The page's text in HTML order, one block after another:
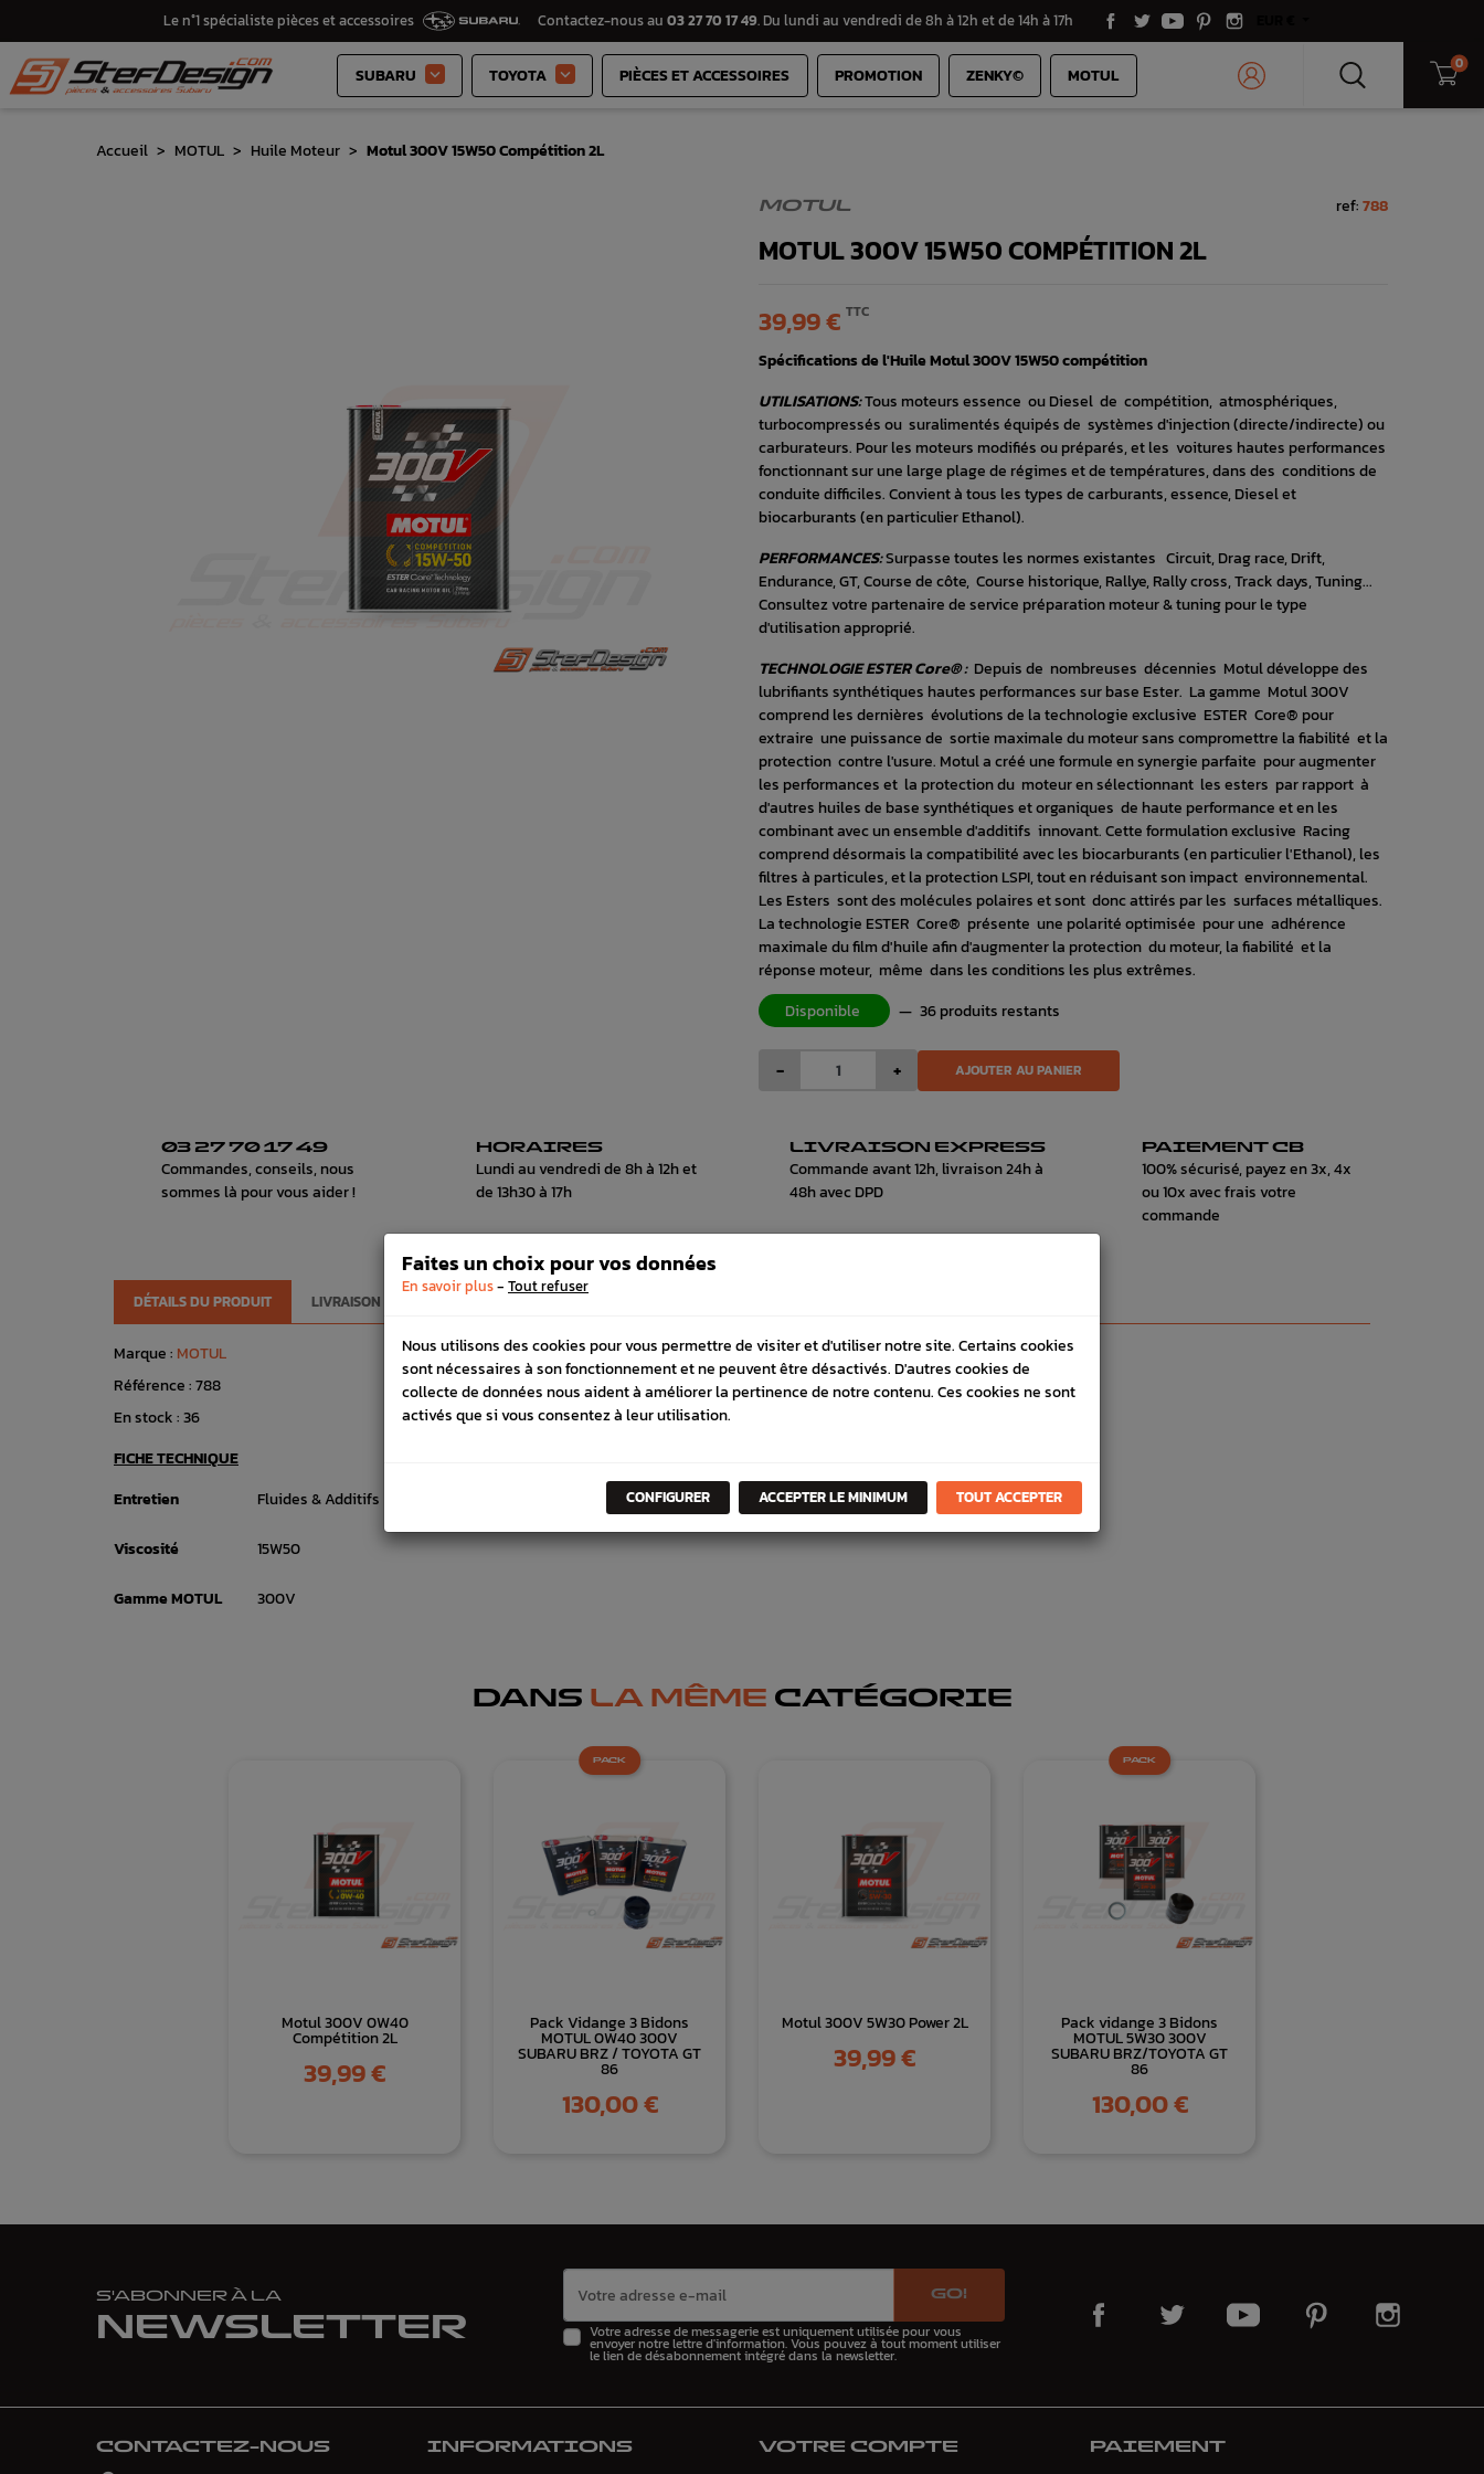
Le n°1 spécialiste pièces et accessoires Contactez-nous au 03 27 70 17 49. Du lundi au vendredi de 8h à 12h et de 14h à 17h
SUBARU  TOYOTA  PIÈCES ET ACCESSOIRES PROMOTION ZENKY© MOTUL 0
Accueil MOTUL Huile Moteur Motul 300V 15W50 Compétition 2L
MOTUL ref:788
MOTUL 300V 15W50 COMPÉTITION 2L
39,99 € TTC
Spécifications de l'Huile Motul 300V 15W50 compétition
UTILISATIONS:Tous moteurs essence ou Diesel de compétition, atmosphériques,
turbocompressés ou suralimentés équipés de systèmes d'injection (directe/indirecte) ou
carburateurs. Pour les moteurs modifiés ou préparés, et les voitures hautes performances
fonctionnant sur une large plage de régimes et de températures, dans des conditions de
conduite difficiles. Convient à tous les types de carburants, essence, Diesel et
biocarburants (en particulier Ethanol).
PERFORMANCES:Surpasse toutes les normes existantes Circuit, Drag race, Drift,
Endurance, GT, Course de côte, Course historique, Rallye, Rally cross, Track days, Tuning...
Consultez votre partenaire de service préparation moteur & tuning pour le type
d'utilisation approprié.
TECHNOLOGIE ESTER Core® :Depuis de nombreuses décennies Motul développe des
lubrifiants synthétiques hautes performances sur base Ester. La gamme Motul 300V
comprend les dernières évolutions de la technologie exclusive ESTER Core® pour
extraire une puissance de sortie maximale du moteur sans compromettre la fiabilité et la
protection contre l'usure. Motul a créé une formule en synergie parfaite pour augmenter
les performances et la protection du moteur en sélectionnant les esters par rapport à
d'autres huiles de base synthétiques et organiques de haute performance et en les
combinant avec un ensemble d'additifs innovant. Cette formulation exclusive Racing
comprend désormais la compatibilité avec les biocarburants (en particulier l'Ethanol), les
filtres à particules, et la protection LSPI, tout en réduisant son impact environnemental.
Les Esters sont des molécules polaires et sont donc attirés par les surfaces métalliques.
La technologie ESTER Core® présente une polarité optimisée pour une adhérence
maximale du film d'huile afin d'augmenter la protection du moteur, la fiabilité et la
réponse moteur, même dans les conditions les plus extrêmes.
Disponible
— 36 produits restants
- + AJOUTER AU PANIER
03 27 70 17 49
Commandes, conseils, nous
sommes là pour vous aider !
HORAIRES
Lundi au vendredi de 8h à 12h et
de 13h30 à 17h
LIVRAISON EXPRESS
Commande avant 12h, livraison 24h à
48h avec DPD
PAIEMENT CB
100% sécurisé, payez en 3x, 4x
ou 10x avec frais votre
commande
DÉTAILS DU PRODUIT LIVRAISON VÉHICULES COMPATIBLE
Marque : MOTUL
Référence :788
En stock :36
FICHE TECHNIQUE
Entretien
Fluides & Additifs
Viscosité 15W50
Gamme MOTUL 300V
DANS LA MÊME CATÉGORIE
Motul 300V 0W40
Compétition 2L
Prix
39,99 €
Pack Vidange 3 Bidons
MOTUL 0W40 300V
SUBARU BRZ / TOYOTA GT
86
Prix
130,00 €
PACK
Motul 300V 5W30 Power 2L
Prix
39,99 €
Pack vidange 3 Bidons
MOTUL 5W30 300V
SUBARU BRZ/TOYOTA GT
86
Prix
130,00 €
PACK
S'ABONNER À LA
NEWSLETTER
GO!
Votre adresse de messagerie est uniquement utilisée pour vous
envoyer notre lettre d'information. Vous pouvez à tout moment utiliser
le lien de désabonnement intégré dans la newsletter.
CONTACTEZ-NOUS INFORMATIONS VOTRE COMPTE PAIEMENT
Faites un choix pour vos données
En savoir plus- Tout refuser
Nous utilisons des cookies pour vous permettre de visiter et d'utiliser notre site. Certains cookies
sont nécessaires à son fonctionnement et ne peuvent être désactivés. D'autres cookies de
collecte de données nous aident à améliorer la pertinence de notre contenu. Ces cookies ne sont
activés que si vous consentez à leur utilisation.
CONFIGURER ACCEPTER LE MINIMUM TOUT ACCEPTER